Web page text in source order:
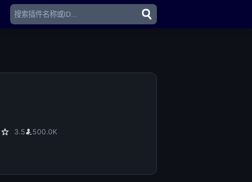
3.5 500.0K